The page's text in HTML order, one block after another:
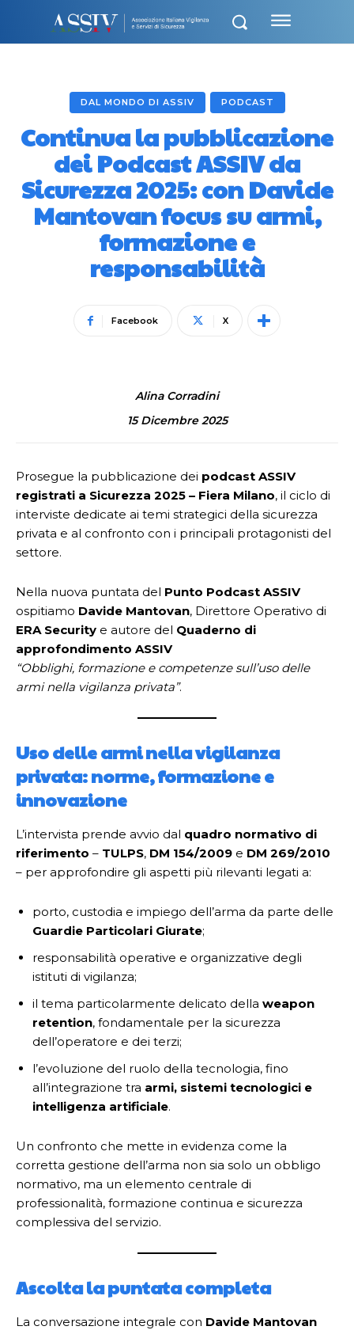
DAL MONDO DI ASSIV PODCAST
Continua la pubblicazione
dei Podcast ASSIV da
Sicurezza 2025: con Davide
Mantovan focus su armi,
formazione e
responsabilità
Facebook X
Alina Corradini
15 Dicembre 2025
Prosegue la pubblicazione dei podcast ASSIV
registrati a Sicurezza 2025 – Fiera Milano, il ciclo di
interviste dedicate ai temi strategici della sicurezza
privata e al confronto con i principali protagonisti del
settore.
Nella nuova puntata del Punto Podcast ASSIV
ospitiamo Davide Mantovan, Direttore Operativo di
ERA Security e autore del Quaderno di
approfondimento ASSIV
“Obblighi, formazione e competenze sull’uso delle
armi nella vigilanza privata”.
Uso delle armi nella vigilanza
privata: norme, formazione e
innovazione
L’intervista prende avvio dal quadro normativo di
riferimento – TULPS, DM 154/2009 e DM 269/2010
– per approfondire gli aspetti più rilevanti legati a:
porto, custodia e impiego dell’arma da parte delle
Guardie Particolari Giurate;
responsabilità operative e organizzative degli
istituti di vigilanza;
il tema particolarmente delicato della weapon
retention, fondamentale per la sicurezza
dell’operatore e dei terzi;
l’evoluzione del ruolo della tecnologia, fino
all’integrazione tra armi, sistemi tecnologici e
intelligenza artificiale.
Un confronto che mette in evidenza come la
corretta gestione dell’arma non sia solo un obbligo
normativo, ma un elemento centrale di
professionalità, formazione continua e sicurezza
complessiva del servizio.
Ascolta la puntata completa
La conversazione integrale con Davide Mantovan